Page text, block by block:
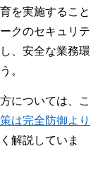
を実施すること
クのセキュリテ
、安全な業務環
。
については、こ
は完全防御より
解説していま